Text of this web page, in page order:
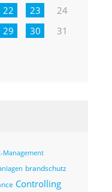
22 23
24
29 30 31
Management
brandschutz
Controlling